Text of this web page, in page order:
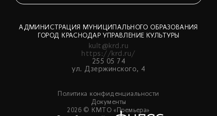
АДМИНИСТРАЦИЯ МУНИЦИПАЛЬНОГО ОБРАЗОВАНИЯ
ГОРОД КРАСНОДАР УПРАВЛЕНИЕ КУЛЬТУРЫ
kult@krd.ru
https://krd.ru/
255 05 74
ул. Дзержинского, 4
Политика конфиденциальности
Документы
2026 © КМТО «Премьера»